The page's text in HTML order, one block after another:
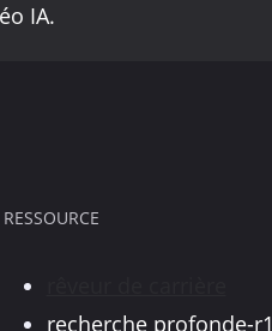
IA.
RESSOURCE
recherche profonde-r1